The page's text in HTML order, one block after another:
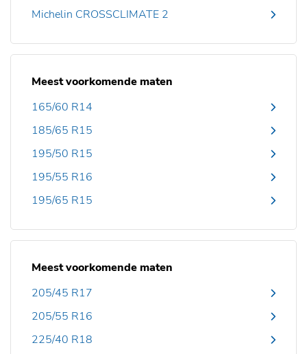
Michelin CROSSCLIMATE 2
Meest voorkomende maten
165/60 R14
185/65 R15
195/50 R15
195/55 R16
195/65 R15
Meest voorkomende maten
205/45 R17
205/55 R16
225/40 R18